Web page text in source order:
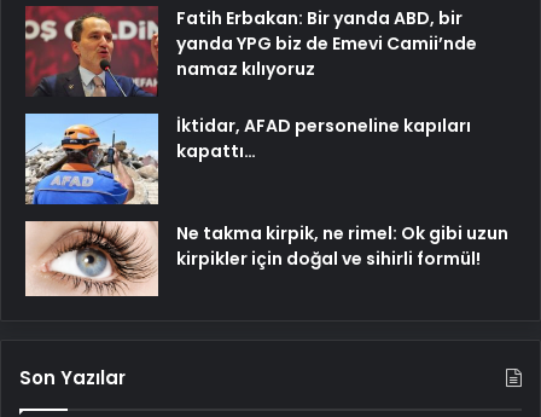
Fatih Erbakan: Bir yanda ABD, bir
yanda YPG biz de Emevi Camii’nde
namaz kılıyoruz
İktidar, AFAD personeline kapıları
kapattı…
Ne takma kirpik, ne rimel: Ok gibi uzun
kirpikler için doğal ve sihirli formül!
Son Yazılar